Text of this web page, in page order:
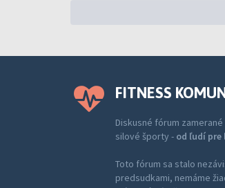
FITNESS
Diskusné fórum
silové športy - od ľudí pre
Toto fórum sa stalo
predsudkami, nemáme